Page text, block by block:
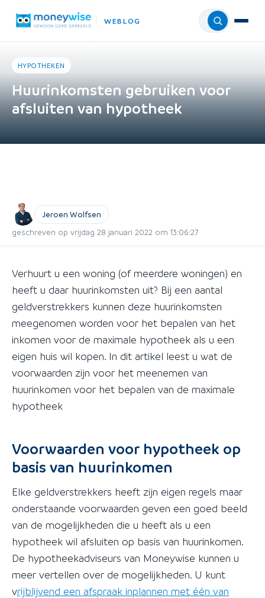
WEBLOG Menu
HYPOTHEKEN
Huurinkomsten gebruiken voor
afsluiten van hypotheek
Jeroen Wolfsen
geschreven op vrijdag 28 januari 2022 om 13:06:27
Verhuurt u een woning (of meerdere woningen) en
heeft u daar huurinkomsten uit? Bij een aantal
geldverstrekkers kunnen deze huurinkomsten
meegenomen worden voor het bepalen van het
inkomen voor de maximale hypotheek als u een
eigen huis wil kopen. In dit artikel leest u wat de
voorwaarden zijn voor het meenemen van
huurinkomen voor het bepalen van de maximale
hypotheek
Voorwaarden voor hypotheek op
basis van huurinkomen
Elke geldverstrekkers heeft zijn eigen regels maar
onderstaande voorwaarden geven een goed beeld
van de mogelijkheden die u heeft als u een
hypotheek wil afsluiten op basis van huurinkomen.
De hypotheekadviseurs van Moneywise kunnen u
meer vertellen over de mogelijkheden. U kunt
vrijblijvend een afspraak inplannen met één van